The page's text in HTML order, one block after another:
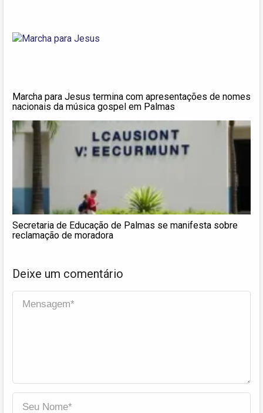
Marcha para Jesus termina com apresentações de nomes
nacionais da música gospel em Palmas
Secretaria de Educação de Palmas se manifesta sobre
reclamação de moradora
Deixe um comentário